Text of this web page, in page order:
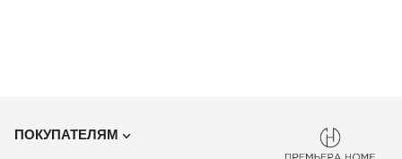
ПОКУПАТЕЛЯМ